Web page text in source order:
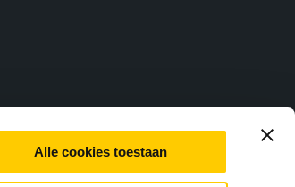
Alle cookies toestaan